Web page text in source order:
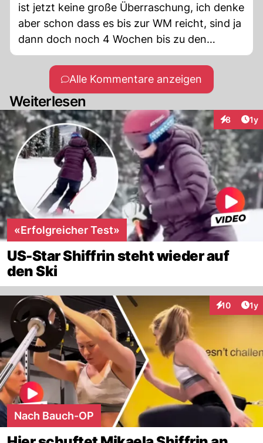
ist jetzt keine große Überraschung, ich denke
aber schon dass es bis zur WM reicht, sind ja
dann doch noch 4 Wochen bis zu den
Technikrennen. Ich hatte hald gehofft dass
es vielleicht schon für Courchevel reicht,
danach sieht es jetzt eher nicht aus.
Allerdings solls bei der schweren Verletzung
jetzt nicht auf ein Rennen drauf ankommen.
Alle Kommentare anzeigen
Weiterlesen
8 1y
«Erfolgreicher Test»
US-Star Shiffrin steht wieder auf
den Ski
10 1y
Nach Bauch-OP